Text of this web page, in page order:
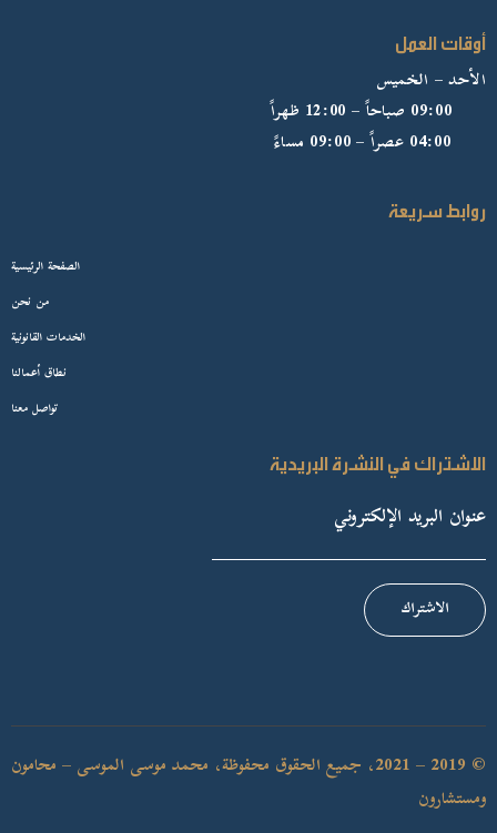
أوقات العمل
الأحد – الخميس
09:00 صباحاً – 12:00 ظهراً
04:00 عصراً – 09:00 مساءً
روابط سريعة
الصفحة الرئيسية
من نحن
الخدمات القانونية
نطاق أعمالنا
تواصل معنا
الاشتراك في النشرة البريدية
الاشتراك
© 2019 – 2021، جميع الحقوق محفوظة، محمد موسى الموسى – محامون
ومستشارون